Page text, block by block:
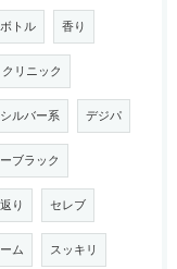
ボトル 香り
クリニック
シルバー系 デジパ
ブラック
り セレブ
ム スッキリ